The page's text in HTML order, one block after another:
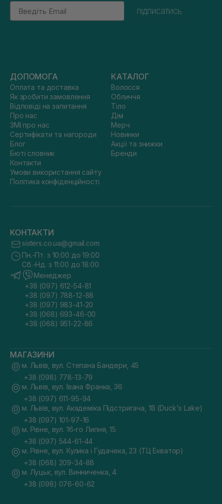
Email
підписатись
ДОПОМОГА
Оплата та доставка
Як зробити замовлення
Відповіді на запитання
Про нас
ЗМІ про нас
Сертифікати та нагороди
Блог
Бюті словник
Контакти
Умови використання сайту
Політика конфіденційності
КАТАЛОГ
Волосся
Обличчя
Тіло
Дім
Мерч
Новинки
Акції та знижки
Бренди
КОНТАКТИ
sisters.co.ua@gmail.com
Пн.-Пт. з 10:00 до 19:00
Сб.-Нд. з 11:00 до 18:00
Менеджер
+38 (097) 612-54-81
+38 (097) 788-12-88
+38 (097) 983-41-20
+38 (068) 693-46-00
+38 (068) 951-22-86
МАГАЗИНИ
м. Львів, вул. Степана Бандери, 45
+38 (098) 778-13-79
м. Львів, вул. Івана Франка, 36
+38 (097) 611-95-94
м. Львів, вул. Академіка Підстригача, 1В (Duck's Lake)
+38 (097) 101-97-16
м. Рівне, вул. 16-го Липня, 15
+38 (097) 544-61-44
м. Рівне, вул. Кулика і Гудачека, 23 (ТЦ Екватор)
+38 (068) 209-34-88
м. Луцьк, вул. Винниченка, 4
+38 (098) 076-60-62